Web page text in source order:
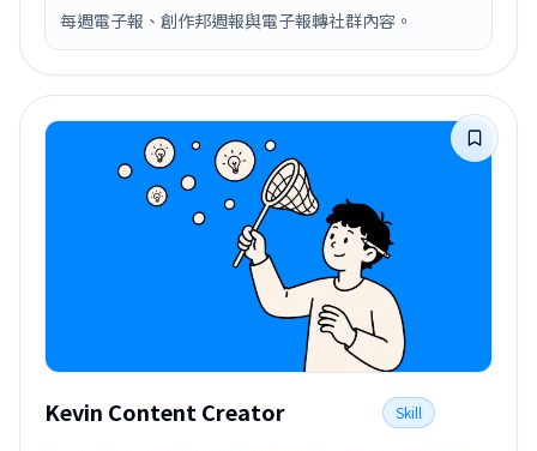
每週電子報、創作邦週報與電子報轉社群內容。
Kevin Content Creator Skill